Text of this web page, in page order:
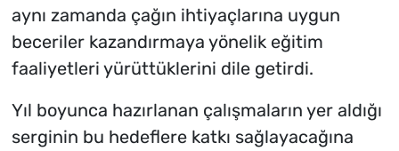
aynı zamanda çağın ihtiyaçlarına uygun
beceriler kazandırmaya yönelik eğitim
faaliyetleri yürüttüklerini dile getirdi.
Yıl boyunca hazırlanan çalışmaların yer aldığı
serginin bu hedeflere katkı sağlayacağına